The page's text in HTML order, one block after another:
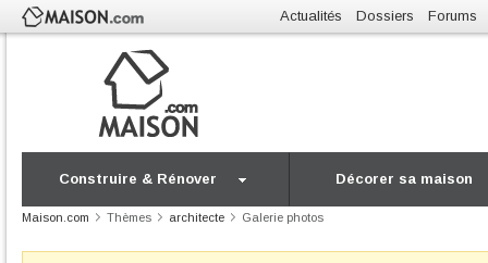
Actualités Dossiers Forums
Construire & Rénover Décorer sa maison
Maison.com Thèmes architecte Galerie photos